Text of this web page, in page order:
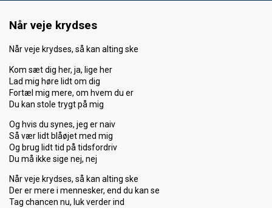
Når veje krydses
Når veje krydses, så kan alting ske
Kom sæt dig her, ja, lige her
Lad mig høre lidt om dig
Fortæl mig mere, om hvem du er
Du kan stole trygt på mig
Og hvis du synes, jeg er naiv
Så vær lidt blåøjet med mig
Og brug lidt tid på tidsfordriv
Du må ikke sige nej, nej
Når veje krydses, så kan alting ske
Der er mere i mennesker, end du kan se
Tag chancen nu, luk verder ind